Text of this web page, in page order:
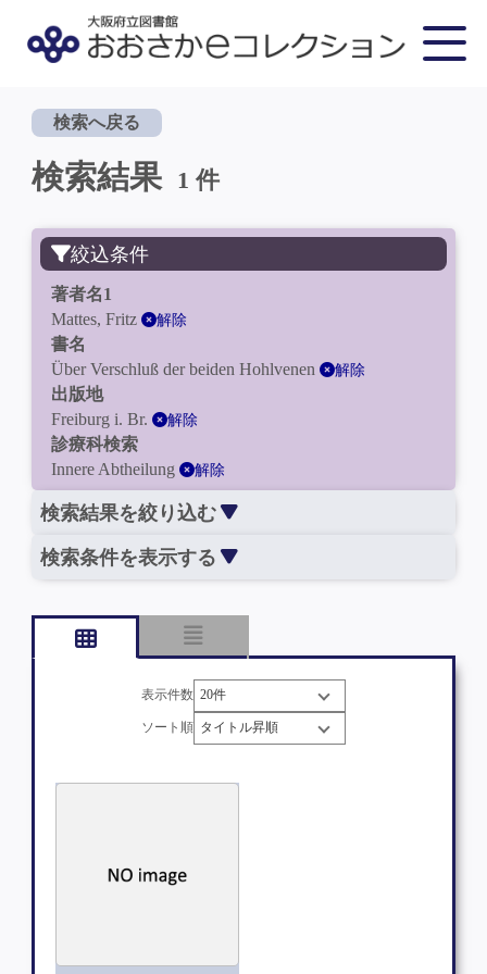
検索へ戻る
検索結果 1 件
絞込条件
著者名1
Mattes, Fritz
解除
書名
Über Verschluß der beiden Hohlvenen
解除
出版地
Freiburg i. Br.
解除
診療科検索
Innere Abtheilung
解除
検索結果を絞り込む
検索条件を表示する
表示件数
ソート順